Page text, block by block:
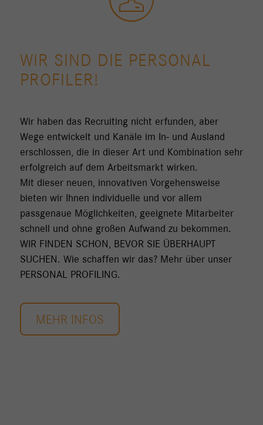
WIR SIND DIE PERSONAL
PROFILER!
Wir haben das Recruiting nicht erfunden, aber
Wege entwickelt und Kanäle im In- und Ausland
erschlossen, die in dieser Art und Kombination sehr
erfolgreich auf dem Arbeitsmarkt wirken.
Mit dieser neuen, innovativen Vorgehensweise
bieten wir Ihnen individuelle und vor allem
passgenaue Möglichkeiten, geeignete Mitarbeiter
schnell und ohne großen Aufwand zu bekommen.
WIR FINDEN SCHON, BEVOR SIE ÜBERHAUPT
SUCHEN. Wie schaffen wir das? Mehr über unser
PERSONAL PROFILING.
MEHR INFOS